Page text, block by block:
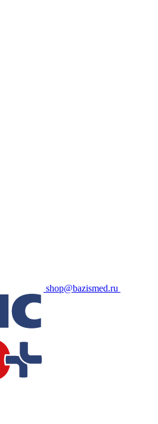
shop@bazismed.ru